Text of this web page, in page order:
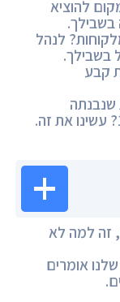
להוציא
בשבילך.
לנהל
בשבילך.
קבע
שנבנתה
במחשבה על שנת 2050 ולא על 1950? עשינו את זה.
זה למה לא
אומרים